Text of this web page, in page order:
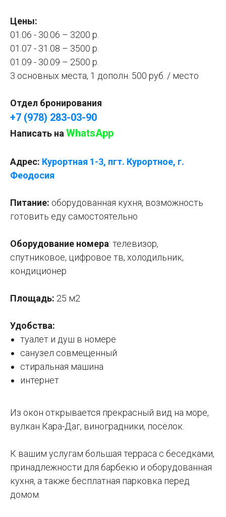
Цены:
01.06 - 30.06 – 3200 р.
01.07 - 31.08 – 3500 р.
01.09 - 30.09 – 2500 р.
3 основных места, 1 дополн. 500 руб. / место
Отдел бронирования
+7 (978) 283-03-90
Написать наWhatsApp
Адрес: Курортная 1-3, пгт. Курортное, г.
Феодосия
Питание: оборудованная кухня, возможность
готовить еду самостоятельно
Оборудование номера: телевизор,
спутниковое, цифровое тв, холодильник,
кондиционер
Площадь: 25 м2
Удобства:
туалет и душ в номере
санузел совмещенный
стиральная машина
интернет
Из окон открывается прекрасный вид на море,
вулкан Кара-Даг, виноградники, посёлок.
К вашим услугам большая терраса с беседками,
принадлежности для барбекю и оборудованная
кухня, а также бесплатная парковка перед
домом.